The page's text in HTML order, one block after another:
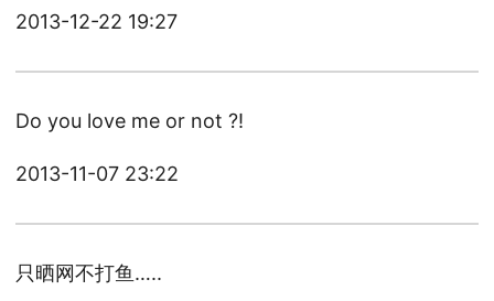
2013-12-22 19:27
Do you love me or not ?!
2013-11-07 23:22
只晒网不打鱼…..